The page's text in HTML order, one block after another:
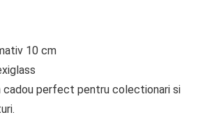
10 cm
perfect pentru colectionari si